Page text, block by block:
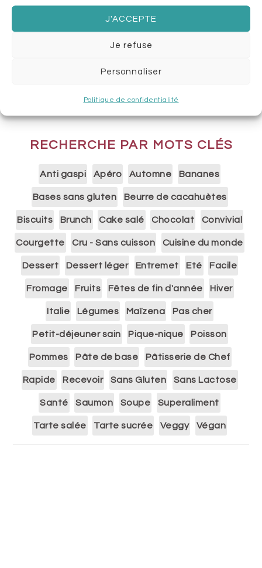
J'ACCEPTE
Je refuse
Personnaliser
Politique de confidentialité
RECHERCHE PAR MOTS CLÉS
Anti gaspi Apéro Automne Bananes
Bases sans gluten Beurre de cacahuètes
Biscuits Brunch Cake salé Chocolat Convivial
Courgette Cru - Sans cuisson Cuisine du monde
Dessert Dessert léger Entremet Eté Facile
Fromage Fruits Fêtes de fin d'année Hiver
Italie Légumes Maïzena Pas cher
Petit-déjeuner sain Pique-nique Poisson
Pommes Pâte de base Pâtisserie de Chef
Rapide Recevoir Sans Gluten Sans Lactose
Santé Saumon Soupe Superaliment
Tarte salée Tarte sucrée Veggy Végan